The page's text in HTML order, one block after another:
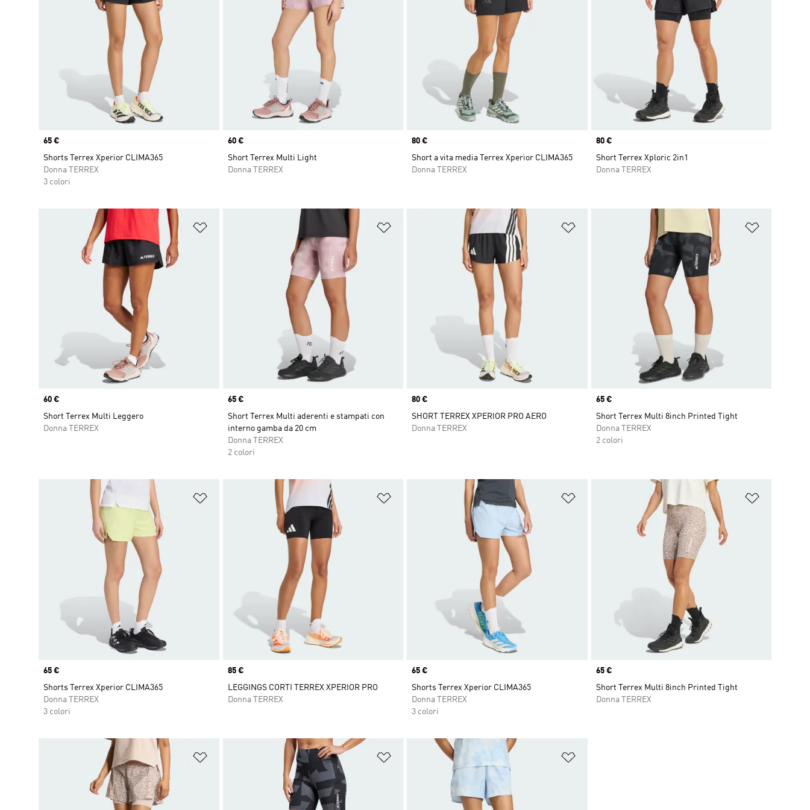
Price
65 €
Shorts Terrex Xperior CLIMA365
Donna TERREX
3 colori
Price
60 €
Short Terrex Multi Light
Donna TERREX
Price
80 €
Short a vita media Terrex Xperior CLIMA365
Donna TERREX
Price
80 €
Short Terrex Xploric 2in1
Donna TERREX
Aggiungi alla lista dei desideri
Price
60 €
Short Terrex Multi Leggero
Donna TERREX
Aggiungi alla lista dei desideri
Price
65 €
Short Terrex Multi aderenti e stampati con
interno gamba da 20 cm
Donna TERREX
2 colori
Aggiungi alla lista dei desideri
Price
80 €
SHORT TERREX XPERIOR PRO AERO
Donna TERREX
Price
65 €
Short Terrex Multi 8inch Printed Tight
Donna TERREX
2 colori
Aggiungi alla lista dei desideri
Price
65 €
Shorts Terrex Xperior CLIMA365
Donna TERREX
3 colori
Aggiungi alla lista dei desideri
Price
85 €
LEGGINGS CORTI TERREX XPERIOR PRO
Donna TERREX
Aggiungi alla lista dei desideri
Price
65 €
Shorts Terrex Xperior CLIMA365
Donna TERREX
3 colori
Price
65 €
Short Terrex Multi 8inch Printed Tight
Donna TERREX
Aggiungi alla lista dei desideri Aggiungi alla lista dei desideri